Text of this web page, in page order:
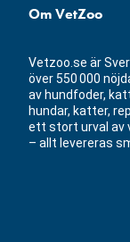
Om VetZoo
Vetzoo.se är
över 550 000
av hundfoder,
hundar, katter,
ett stort urval av
– allt levereras